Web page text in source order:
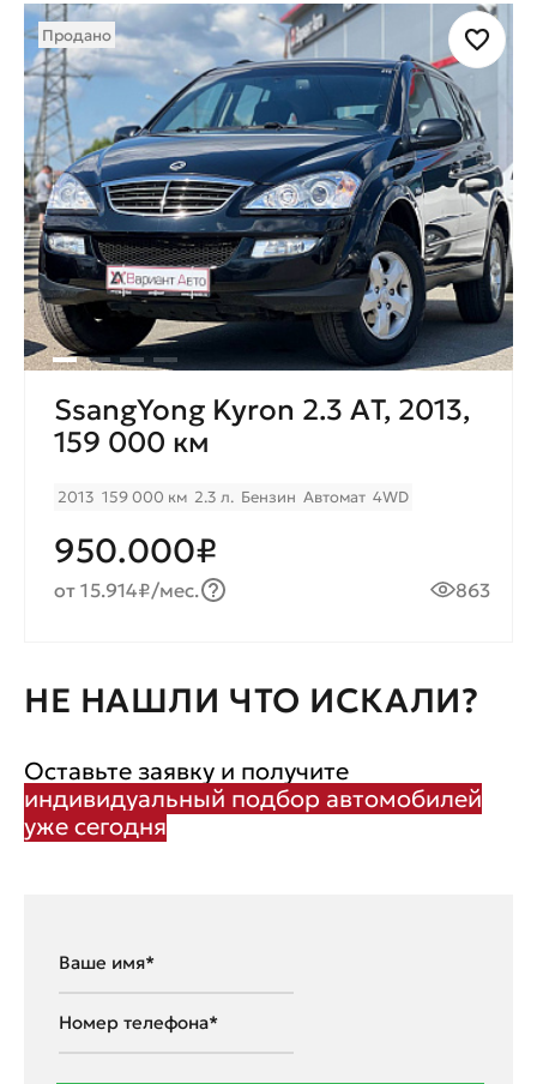
Продано
SsangYong Kyron 2.3 AТ, 2013,
159 000 км
2013 159 000 км 2.3 л. Бензин Автомат 4WD
950.000₽
от 15.914₽/мес. 863
НЕ НАШЛИ ЧТО ИСКАЛИ?
Оставьте заявку и получите
индивидуальный подбор автомобилей
уже сегодня